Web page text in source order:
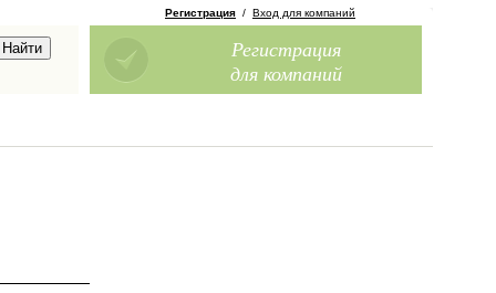
Регистрация / Вход для компаний
Регистрация
для компаний